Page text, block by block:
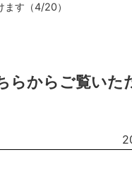
す（4/20）
らからご覧いた